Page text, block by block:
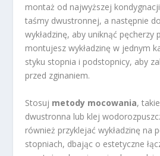
montaż od najwyższej
taśmy dwustronnej, a następnie
wykładzinę, aby uniknąć pęcherzy
montujesz wykładzinę w jednym
styku stopnia i podstopnicy, aby
przed zginaniem.
Stosuj metody mocowania,
dwustronna lub klej
również przyklejać wykładzinę na
stopniach, dbając o estetyczne